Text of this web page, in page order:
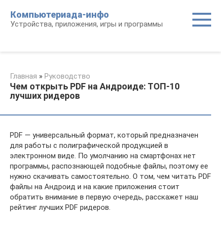
контенту
Компьютериада-инфо
Устройства, приложения, игры и программы
Главная » Руководство
Чем открыть PDF на Андроиде: ТОП-10
лучших ридеров
PDF — универсальный формат, который предназначен
для работы с полиграфической продукцией в
электронном виде. По умолчанию на смартфонах нет
программы, распознающей подобные файлы, поэтому ее
нужно скачивать самостоятельно. О том, чем читать PDF
файлы на Андроид и на какие приложения стоит
обратить внимание в первую очередь, расскажет наш
рейтинг лучших PDF ридеров.